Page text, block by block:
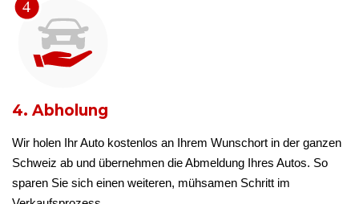
4. Abholung
Wir holen Ihr Auto kostenlos an Ihrem Wunschort in der ganzen
Schweiz ab und übernehmen die Abmeldung Ihres Autos. So
sparen Sie sich einen weiteren, mühsamen Schritt im